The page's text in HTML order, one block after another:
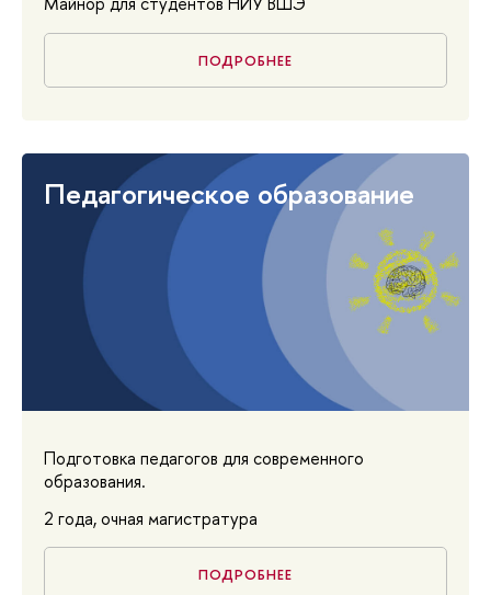
ПОДРОБНЕЕ
Педагогическое образование
Подготовка педагогов для современного
образования.
2 года, очная магистратура
ПОДРОБНЕЕ